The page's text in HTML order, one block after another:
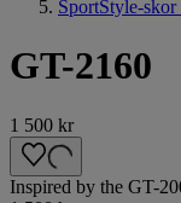
SportStyle-skor
GT-2160
1 500 kr
Inspired by the GT-